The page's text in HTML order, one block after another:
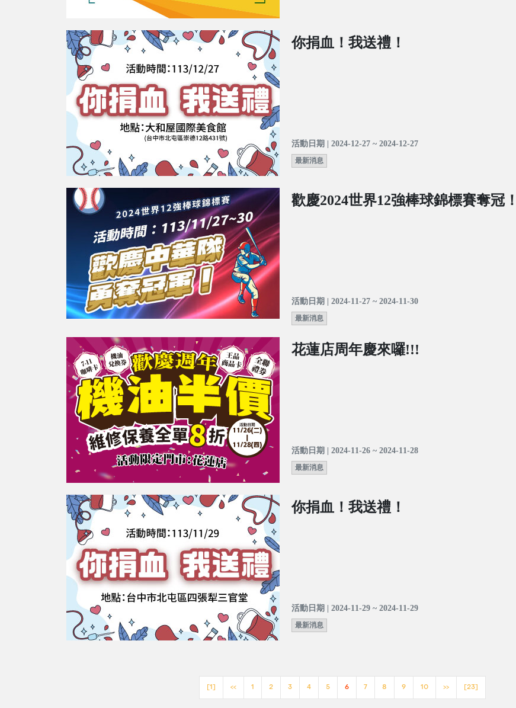
你捐血！我送禮！
活動日期 | 2024-12-27 ~ 2024-12-27
最新消息
歡慶2024世界12強棒球錦標賽奪冠！
活動日期 | 2024-11-27 ~ 2024-11-30
最新消息
花蓮店周年慶來囉!!!
活動日期 | 2024-11-26 ~ 2024-11-28
最新消息
你捐血！我送禮！
活動日期 | 2024-11-29 ~ 2024-11-29
最新消息
[1] << 1 2 3 4 5 6 7 8 9 10 >> [23]